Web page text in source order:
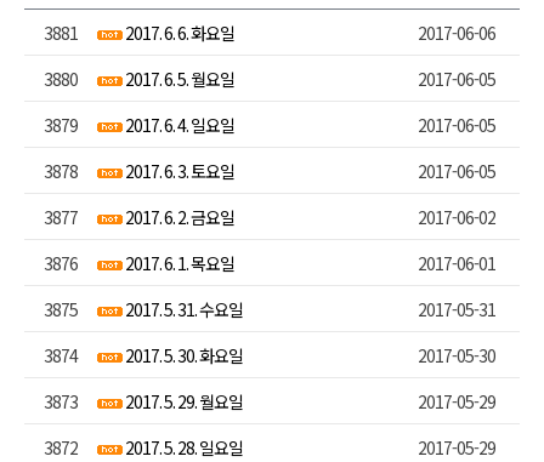
3881
2017. 6. 6. 화요일
2017-06-06
3880
2017. 6. 5. 월요일
2017-06-05
3879
2017. 6. 4. 일요일
2017-06-05
3878
2017. 6. 3. 토요일
2017-06-05
3877
2017. 6. 2. 금요일
2017-06-02
3876
2017. 6. 1. 목요일
2017-06-01
3875
2017. 5. 31. 수요일
2017-05-31
3874
2017. 5. 30. 화요일
2017-05-30
3873
2017. 5. 29. 월요일
2017-05-29
3872
2017. 5. 28. 일요일 2017-05-29